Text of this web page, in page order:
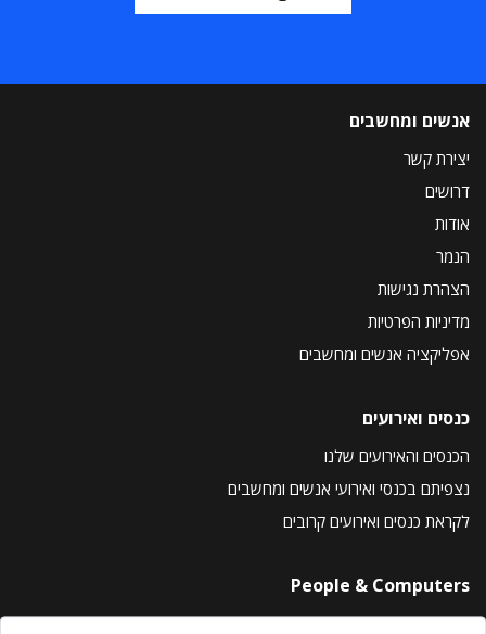
אנשים ומחשבים
יצירת קשר
דרושים
אודות
הנמר
הצהרת נגישות
מדיניות הפרטיות
אפליקציה אנשים ומחשבים
כנסים ואירועים
הכנסים והאירועים שלנו
נצפיתם בכנסי ואירועי אנשים ומחשבים
לקראת כנסים ואירועים קרובים
People & Computers
About Us